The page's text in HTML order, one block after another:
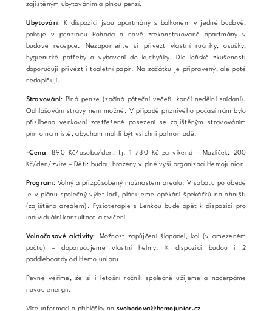
zajištěným ubytováním a plnou penzí.
Ubytování: K dispozici jsou apartmány s balkonem v jedné budově,
pokoje v penzionu Pohoda a nově zrekonstruované apartmány v
budově recepce. Nezapomeňte si přivézt vlastní ručníky, osušky,
hygienické potřeby a vybavení do kuchyňky. Dle loňské zkušenosti
doporučuji přivézt i toaletní papír. Na začátku je připravený, ale poté
nedoplňují.
Stravování: Plná penze (začíná páteční večeří, končí nedělní snídaní).
Odhlašování stravy není možné. V případě příznivého počasí nám bylo
přislíbeno venkovní zastřešené posezení se zajištěným stravováním
přímo na místě, abychom mohli být všichni pohromadě.
-Cena: 890 Kč/osoba/den, tj. 1 780 Kč za víkend – Mazlíček: 200
Kč/den/zvíře – Děti: budou hrazeny v plné výši organizací Hemojunior
Program: Volný a přizpůsobený možnostem areálu. V sobotu po obědě
je v plánu společný výlet lodí, plánujeme opékání špekáčků na ohništi
(zajištěno areálem). Fyzioterapie s Lenkou bude opět k dispozici pro
individuální konzultace a cvičení.
Volnočasové aktivity: Možnost zapůjčení šlapadel, kol (v omezeném
počtu) – doporučujeme vlastní helmy. K dispozici budou i 2
paddleboardy od Hemojunioru.
Pevně věříme, že si i letošní ročník společně užijeme a načerpáme
novou energii.
Více informací a přihlášky na svobodova@hemojunior.cz